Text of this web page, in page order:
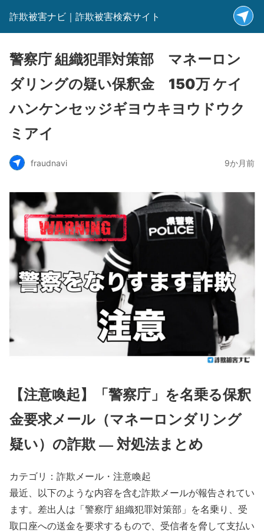
詐欺被害ナビ｜詐欺被害検索サイト
警察庁 組織犯罪対策部 マネーロン
ダリングの疑い保釈金 150万 ケイ
ハンケンセッジギヨウキヨウドウク
ミアイ
fraudnavi 9か月前
【注意喚起】「警察庁」を名乗る保釈
金要求メール（マネーロンダリング
疑い）の詐欺 — 対処法まとめ
カテゴリ：詐欺メール・注意喚起
最近、以下のような内容を含む詐欺メールが報告されてい
ます。差出人は「警察庁 組織犯罪対策部」を名乗り、受
取口座への送金を要求するもので、受信者を脅して支払い